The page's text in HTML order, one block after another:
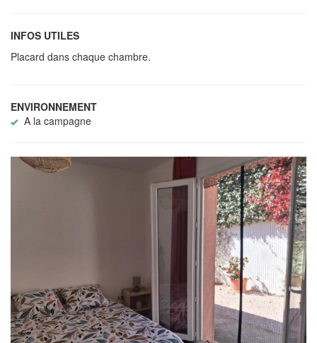
INFOS UTILES
Placard dans chaque chambre.
ENVIRONNEMENT
A la campagne